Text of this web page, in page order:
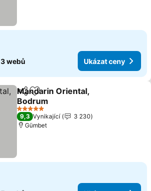
3 webů Ukázat ceny
SdíletPřidat na seznam oblíbených
Mandarin Oriental,
Bodrum
5 Počet hvězdiček
9,3 Vynikající
3 230
Gümbet